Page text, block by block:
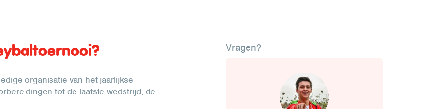
organisatie van het jaarlijkse
tot de laatste wedstrijd, de
Vragen?